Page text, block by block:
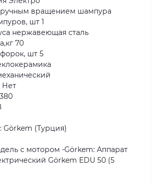
ручным вращением шампура
шт 1
нержавеющая сталь
70
шт 5
Нет
Görkem (Турция)
с мотором -Görkem: Аппарат
Görkem EDU 50 (5